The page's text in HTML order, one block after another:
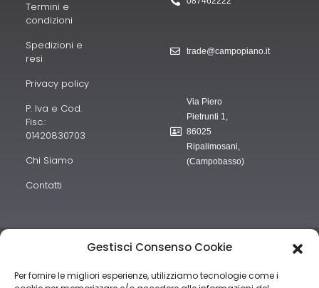
Gestisci Consenso Cookie
Per fornire le migliori esperienze, utilizziamo tecnologie come i
Termini e
condizioni
Spedizioni e
resi
Privacy policy
P. Iva e Cod.
Fisc.:
01420830703
Chi Siamo
Contatti
trade@campopiano.it
Via Piero
Pietrunti 1,
86025
Ripalimosani,
(Campobasso)
“obblighi informativi per le erogazioni pubbliche: gli aiuti di Stato e
Registro nazionale degli aiuti di Stato di cui all’art. 52 della L.